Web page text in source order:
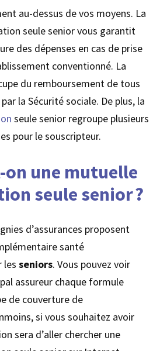
au-dessus de vos moyens. La
seule senior vous garantit
des dépenses en cas de prise
conventionné. La
du remboursement de tous
la Sécurité sociale. De plus, la
seule senior regroupe plusieurs
pour le souscripteur.
une mutuelle
seule senior ?
d’assurances proposent
santé
les seniors. Vous pouvez voir
assureur chaque formule
de couverture de
si vous souhaitez avoir
sera d’aller chercher une